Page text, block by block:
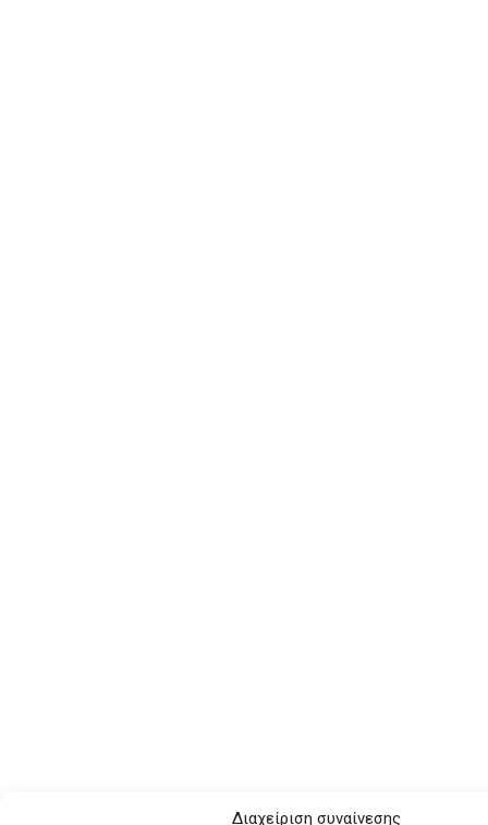
Διαχείριση συναίνεσης